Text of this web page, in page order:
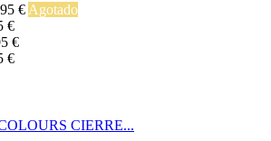
€ Agotado
€
€
€